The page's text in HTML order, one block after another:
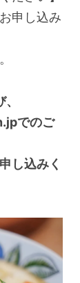
申し込み
でのご
し込みく